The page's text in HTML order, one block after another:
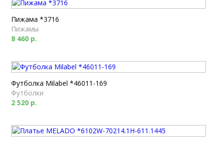
Пижама *3716
Пижамы
8 460 р.
Футболка Milabel *46011-169
Футболки
2 520 р.